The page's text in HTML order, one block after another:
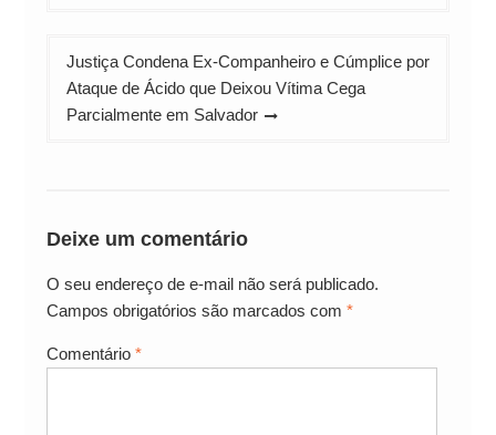
Justiça Condena Ex-Companheiro e Cúmplice por
Ataque de Ácido que Deixou Vítima Cega
Parcialmente em Salvador
Deixe um comentário
O seu endereço de e-mail não será publicado.
Campos obrigatórios são marcados com *
Comentário *